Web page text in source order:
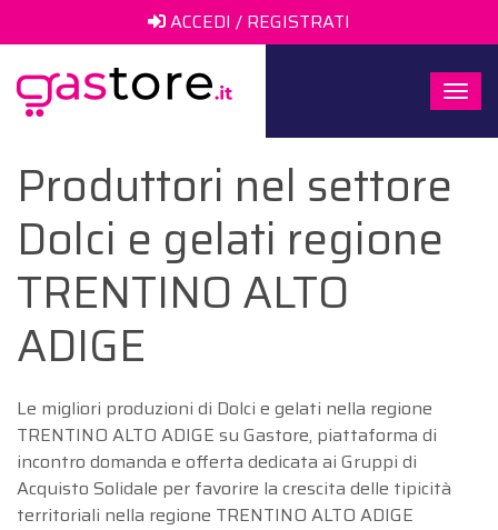
ACCEDI / REGISTRATI
Produttori nel settore
Dolci e gelati regione
TRENTINO ALTO
ADIGE
Le migliori produzioni di Dolci e gelati nella regione
TRENTINO ALTO ADIGE su Gastore, piattaforma di
incontro domanda e offerta dedicata ai Gruppi di
Acquisto Solidale per favorire la crescita delle tipicità
territoriali nella regione TRENTINO ALTO ADIGE